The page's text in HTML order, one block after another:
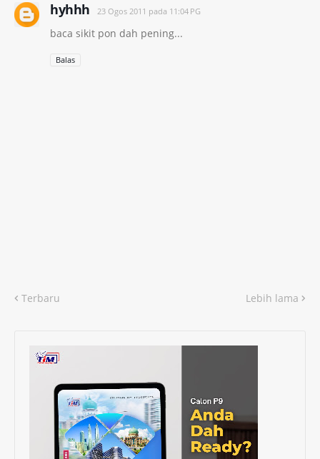
hyhhh 23 Ogos 2011 pada 11:04 PG
baca sikit pon dah pening...
Balas
Terbaru Lebih lama